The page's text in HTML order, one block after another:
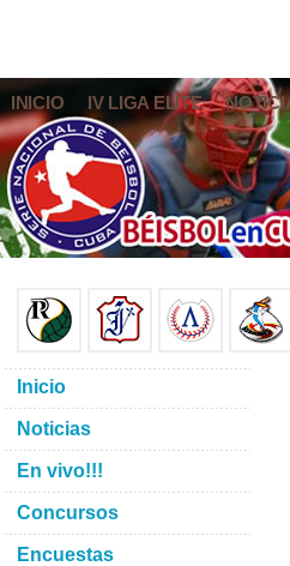
INICIO IV LIGA ELITE
Inicio
Noticias
En vivo!!!
Concursos
Encuestas